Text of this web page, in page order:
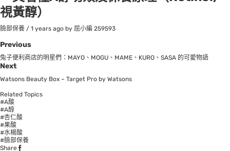
視黃醇）
臉部保養 / 1 years ago by 屈小編 259593
Previous
兔子便利商店的明星們：MAYO、MOGU、MAME、KURO、SASA 的可愛物語
Next
Watsons Beauty Box – Target Pro by Watsons
Related Topics
#A酸
#A醇
#杏仁酸
#果酸
#水楊酸
#臉部保養
Share